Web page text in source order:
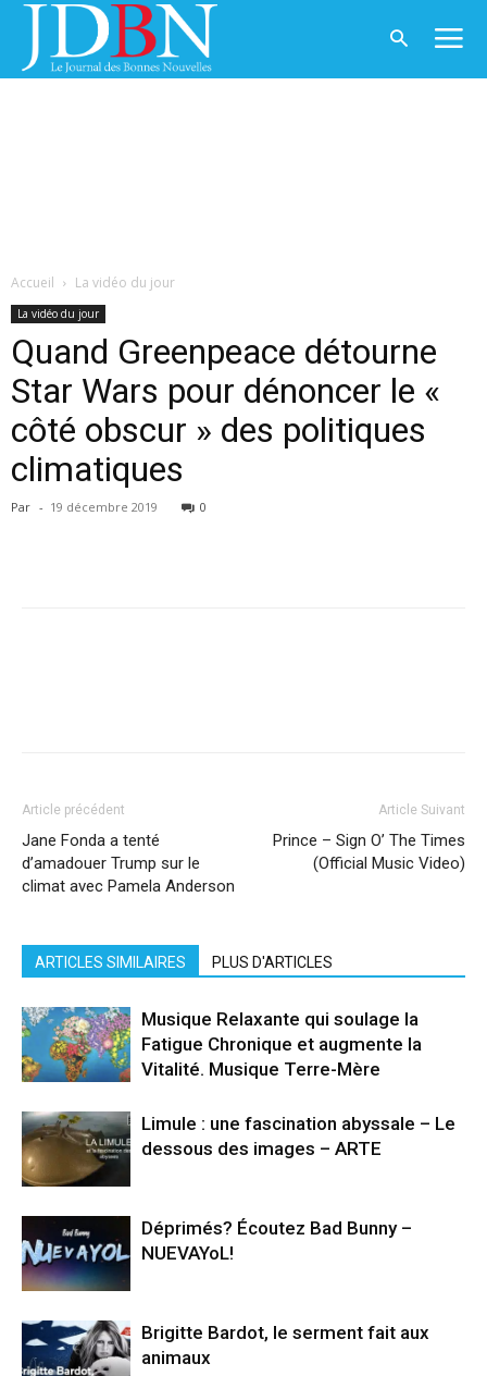
Accueil La vidéo du jour
La vidéo du jour
Quand Greenpeace détourne
Star Wars pour dénoncer le «
côté obscur » des politiques
climatiques
Par - 19 décembre 2019 0
Article précédent
Jane Fonda a tenté
d’amadouer Trump sur le
climat avec Pamela Anderson
Article Suivant
Prince – Sign O’ The Times
(Official Music Video)
ARTICLES SIMILAIRES PLUS D'ARTICLES
Musique Relaxante qui soulage la
Fatigue Chronique et augmente la
Vitalité. Musique Terre-Mère
Limule : une fascination abyssale – Le
dessous des images – ARTE
Déprimés? Écoutez Bad Bunny –
NUEVAYoL!
Brigitte Bardot, le serment fait aux
animaux